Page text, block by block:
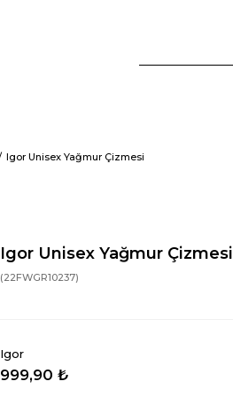
Igor Unisex Yağmur Çizmesi
Igor Unisex Yağmur Çizmesi
(22FWGR10237)
Igor
999,90 ₺